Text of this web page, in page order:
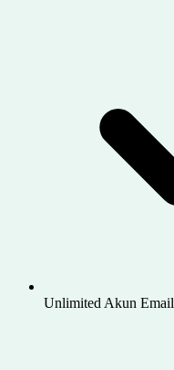
Unlimited Akun Email